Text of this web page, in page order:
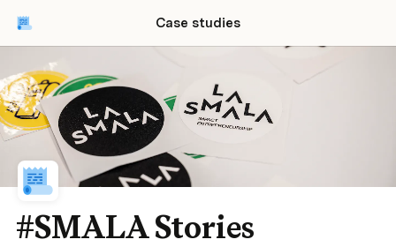
Case studies
#SMALA Stories